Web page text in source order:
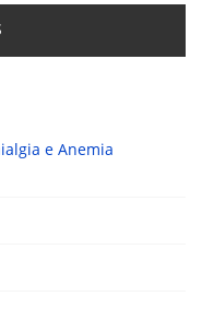
e Anemia